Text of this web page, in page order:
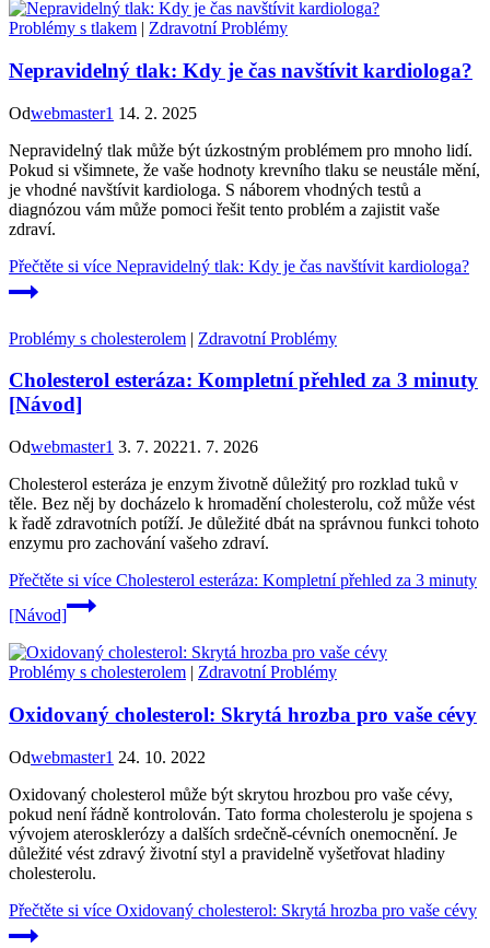
Problémy s tlakem | Zdravotní Problémy
Nepravidelný tlak: Kdy je čas navštívit kardiologa?
Odwebmaster1 14. 2. 2025
Nepravidelný tlak může být úzkostným problémem pro mnoho lidí.
Pokud si všimnete, že vaše hodnoty krevního tlaku se neustále mění,
je vhodné navštívit kardiologa. S náborem vhodných testů a
diagnózou vám může pomoci řešit tento problém a zajistit vaše
zdraví.
Přečtěte si více Nepravidelný tlak: Kdy je čas navštívit kardiologa?
Problémy s cholesterolem | Zdravotní Problémy
Cholesterol esteráza: Kompletní přehled za 3 minuty
[Návod]
Odwebmaster1 3. 7. 20221. 7. 2026
Cholesterol esteráza je enzym životně důležitý pro rozklad tuků v
těle. Bez něj by docházelo k hromadění cholesterolu, což může vést
k řadě zdravotních potíží. Je důležité dbát na správnou funkci tohoto
enzymu pro zachování vašeho zdraví.
Přečtěte si více Cholesterol esteráza: Kompletní přehled za 3 minuty
[Návod]
Problémy s cholesterolem | Zdravotní Problémy
Oxidovaný cholesterol: Skrytá hrozba pro vaše cévy
Odwebmaster1 24. 10. 2022
Oxidovaný cholesterol může být skrytou hrozbou pro vaše cévy,
pokud není řádně kontrolován. Tato forma cholesterolu je spojena s
vývojem aterosklerózy a dalších srdečně-cévních onemocnění. Je
důležité vést zdravý životní styl a pravidelně vyšetřovat hladiny
cholesterolu.
Přečtěte si více Oxidovaný cholesterol: Skrytá hrozba pro vaše cévy